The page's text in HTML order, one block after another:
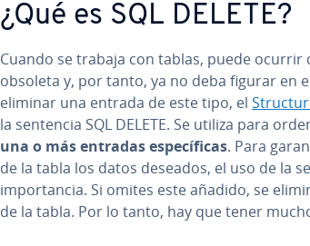
¿Qué es SQL DELETE?
Cuando se trabaja con tablas, puede
obsoleta y, por tanto, ya no deba figurar en
eliminar una entrada de este tipo, el
la sentencia SQL DELETE. Se utiliza para
una o más entradas es­pe­cí­fi­cas. Para
de la tabla los datos deseados, el uso de la
im­po­r­ta­n­cia. Si omites este añadido, se
de la tabla. Por lo tanto, hay que tener